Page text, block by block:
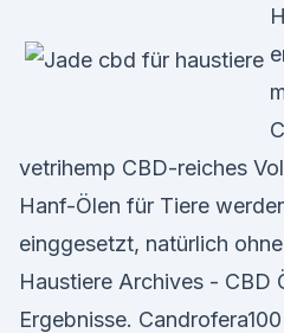
vetrihemp CBD-reiches
Hanf-Ölen für Tiere
einggesetzt, natürlich
Haustiere Archives - CBD
Ergebnisse.